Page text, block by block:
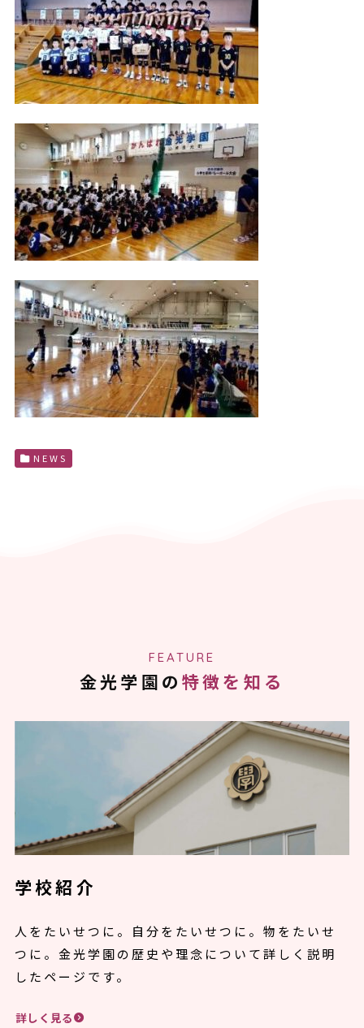
NEWS
FEATURE
金光学園の 特徴を知る
学校紹介
人をたいせつに。自分をたいせつに。物をたいせ
つに。金光学園の歴史や理念について詳しく説明
したページです。
詳しく見る